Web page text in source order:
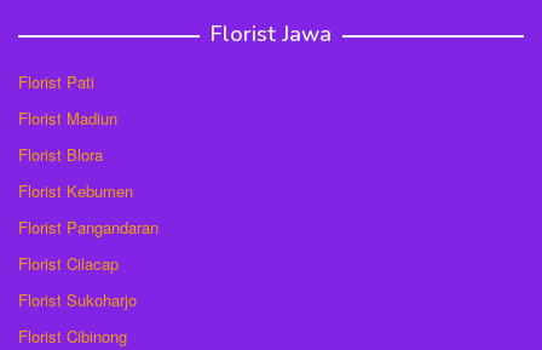
Florist Jawa
Florist Pati
Florist Madiun
Florist Blora
Florist Kebumen
Florist Pangandaran
Florist Cilacap
Florist Sukoharjo
Florist Cibinong